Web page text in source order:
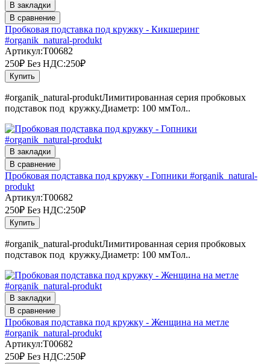
В закладки
В сравнение
Пробковая подставка под кружку - Кикшеринг
#organik_natural-produkt
Артикул:T00682
250₽ Без НДС:250₽
Купить
#organik_natural-produktЛимитированная серия пробковых
подставок под кружку.Диаметр: 100 ммТол..
В закладки
В сравнение
Пробковая подставка под кружку - Гопники #organik_natural-
produkt
Артикул:T00682
250₽ Без НДС:250₽
Купить
#organik_natural-produktЛимитированная серия пробковых
подставок под кружку.Диаметр: 100 ммТол..
В закладки
В сравнение
Пробковая подставка под кружку - Женщина на метле
#organik_natural-produkt
Артикул:T00682
250₽ Без НДС:250₽